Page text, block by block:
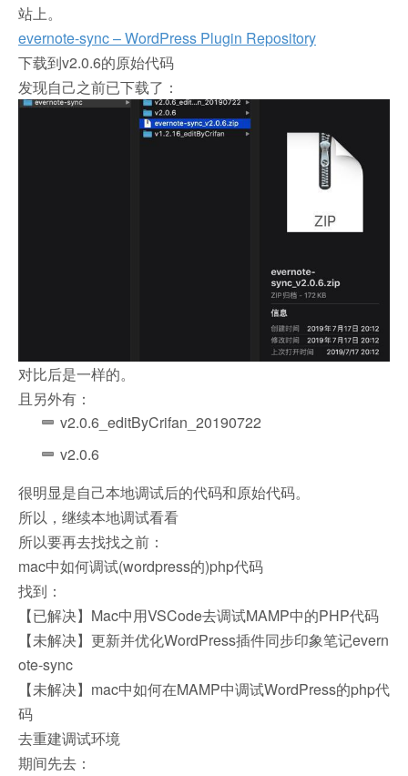
站上。
evernote-sync – WordPress Plugin Repository
下载到v2.0.6的原始代码
发现自己之前已下载了：
对比后是一样的。
且另外有：
v2.0.6_editByCrifan_20190722
v2.0.6
很明显是自己本地调试后的代码和原始代码。
所以，继续本地调试看看
所以要再去找找之前：
mac中如何调试(wordpress的)php代码
找到：
【已解决】Mac中用VSCode去调试MAMP中的PHP代码
【未解决】更新并优化WordPress插件同步印象笔记evern
ote-sync
【未解决】mac中如何在MAMP中调试WordPress的php代
码
去重建调试环境
期间先去：